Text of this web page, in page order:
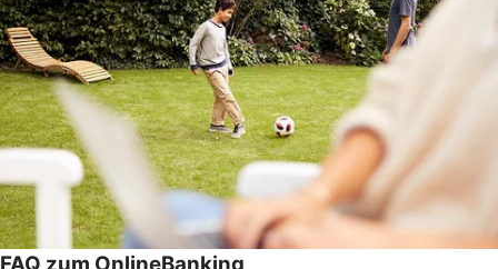
FAQ zum OnlineBanking